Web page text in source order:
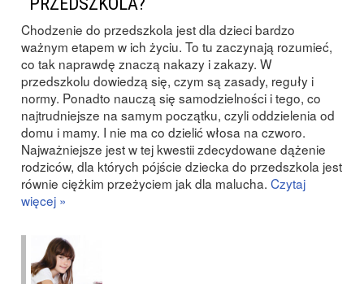
Chodzenie do przedszkola jest dla dzieci bardzo
ważnym etapem w ich życiu. To tu zaczynają rozumieć,
co tak naprawdę znaczą nakazy i zakazy. W
przedszkolu dowiedzą się, czym są zasady, reguły i
normy. Ponadto nauczą się samodzielności i tego, co
najtrudniejsze na samym początku, czyli oddzielenia od
domu i mamy. I nie ma co dzielić włosa na czworo.
Najważniejsze jest w tej kwestii zdecydowane dążenie
rodziców, dla których pójście dziecka do przedszkola jest
równie ciężkim przeżyciem jak dla malucha. Czytaj
więcej »